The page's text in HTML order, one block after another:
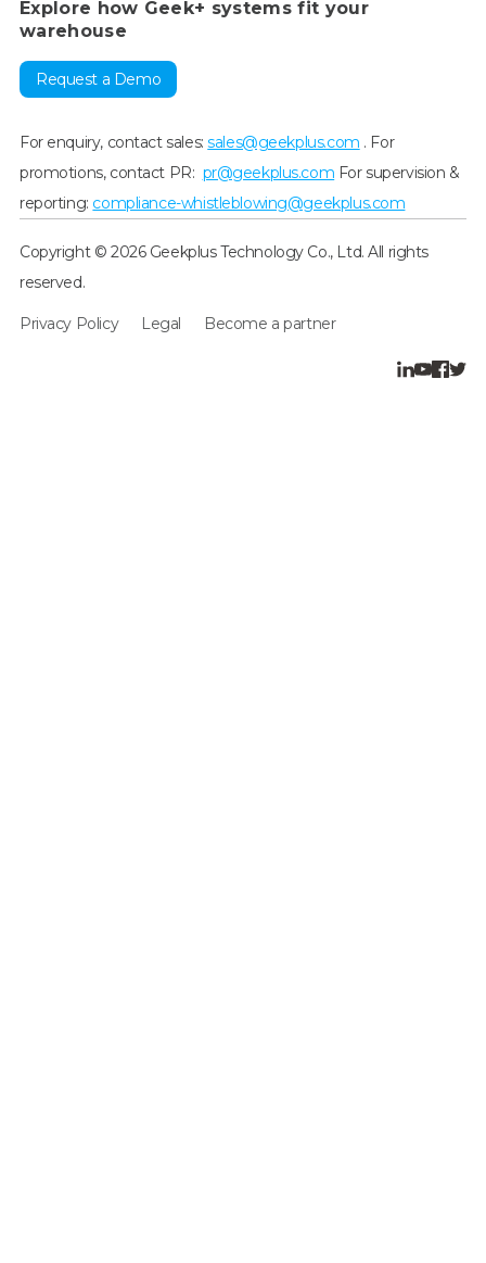
Explore how Geek+ systems fit your
warehouse
Request a Demo
For enquiry, contact sales:sales@geekplus.com . For
promotions, contact PR: pr@geekplus.com For supervision &
reporting: compliance-whistleblowing@geekplus.com
Copyright © 2026 Geekplus Technology Co., Ltd. All rights
reserved.
Privacy Policy Legal Become a partner